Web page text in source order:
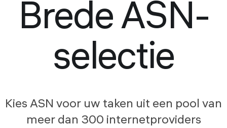
Brede ASN-
selectie
Kies ASN voor uw taken uit een pool van
meer dan 300 internetproviders